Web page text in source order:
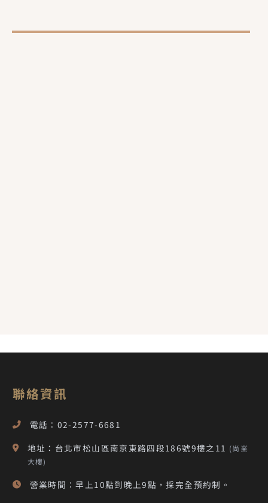
聯絡資訊
電話：02-2577-6681
地址：台北市松山區南京東路四段186號9樓之11 (尚業
大樓)
營業時間：早上10點到晚上9點，採完全預約制。